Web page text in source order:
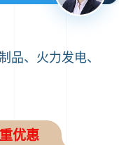
品、火力发电、
优惠